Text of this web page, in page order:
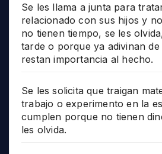
Se les llama a junta para
relacionado con sus hijos y
no tienen tiempo, se les
tarde o porque ya adivinan
restan importancia al hecho.
Se les solicita que traigan
trabajo o experimento en la
cumplen porque no tienen
les olvida.